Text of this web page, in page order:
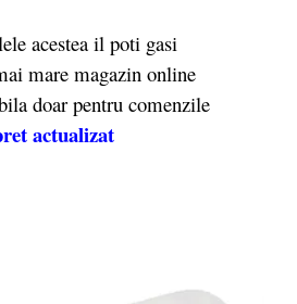
acestea il poti gasi
mare magazin online
doar pentru comenzile
actualizat